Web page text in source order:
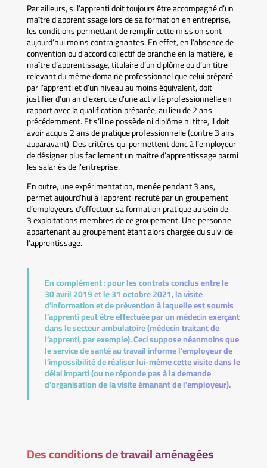
Par ailleurs, si l’apprenti doit toujours être accompagné d’un
maître d’apprentissage lors de sa formation en entreprise,
les conditions permettant de remplir cette mission sont
aujourd’hui moins contraignantes. En effet, en l’absence de
convention ou d’accord collectif de branche en la matière, le
maître d’apprentissage, titulaire d’un diplôme ou d’un titre
relevant du même domaine professionnel que celui préparé
par l’apprenti et d’un niveau au moins équivalent, doit
justifier d’un an d’exercice d’une activité professionnelle en
rapport avec la qualification préparée, au lieu de 2 ans
précédemment. Et s’il ne possède ni diplôme ni titre, il doit
avoir acquis 2 ans de pratique professionnelle (contre 3 ans
auparavant). Des critères qui permettent donc à l’employeur
de désigner plus facilement un maître d’apprentissage parmi
les salariés de l’entreprise.
En outre, une expérimentation, menée pendant 3 ans,
permet aujourd’hui à l’apprenti recruté par un groupement
d’employeurs d’effectuer sa formation pratique au sein de
3 exploitations membres de ce groupement. Une personne
appartenant au groupement étant alors chargée du suivi de
l’apprentissage.
En complément :pour les contrats conclus entre le
30 avril 2019 et le 31 octobre 2021, la visite
d’information et de prévention à laquelle est soumis
l’apprenti peut être effectuée par un médecin exerçant
dans le secteur ambulatoire (médecin traitant de
l’apprenti, par exemple). Ceci suppose néanmoins que
le service de santé au travail informe l’employeur de
l’impossibilité de réaliser lui-même cette visite dans le
délai imparti (ou ne réponde pas à la demande
d’organisation de la visite émanant de l’employeur).
Des conditions de travail aménagées